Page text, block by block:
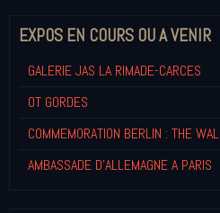
EXPOS EN COURS OU A VENIR
GALERIE JAS LA RIMADE-CARCES
OT GORDES
COMMEMORATION BERLIN : THE WAL
AMBASSADE D'ALLEMAGNE A PARIS